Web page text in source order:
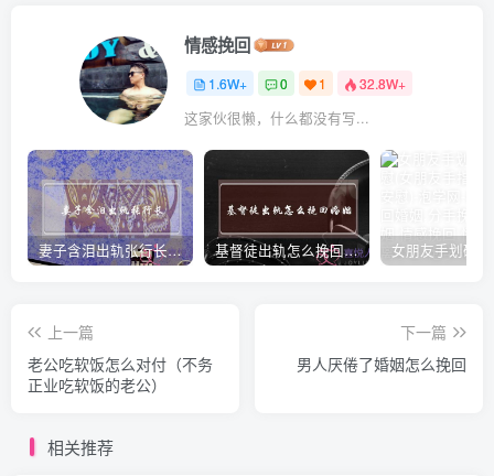
情感挽回
1.6W+ 0 1 32.8W+
这家伙很懒，什么都没有写...
妻子含泪出轨张行长 她说全都是因为家中 基督徒出轨怎么挽回婚姻(基督徒面对出轨婚姻)
上一篇
老公吃软饭怎么对付（不务
正业吃软饭的老公）
下一篇
男人厌倦了婚姻怎么挽回
相关推荐